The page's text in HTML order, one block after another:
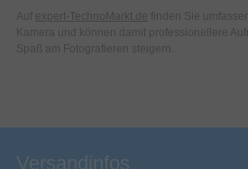
Auf expert-TechnoMarkt.de finden Sie
Kamera und können damit professionellere
Spaß am Fotografieren steigern.
Versandinfos